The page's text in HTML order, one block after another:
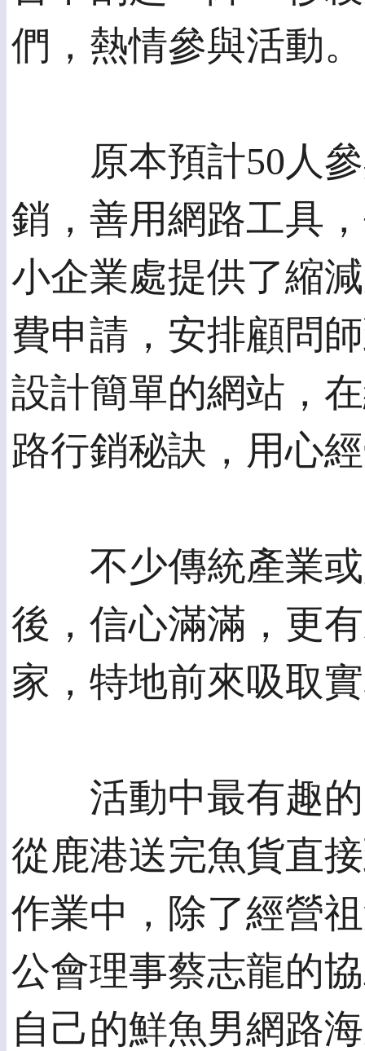
們，熱情參與活動。
原本預計50人參
銷，善用網路工具
小企業處提供了縮
費申請，安排顧問
設計簡單的網站，
路行銷秘訣，用心
不少傳統產業或
後，信心滿滿，更
家，特地前來吸取
活動中最有趣的
從鹿港送完魚貨直
作業中，除了經營
公會理事蔡志龍的
自己的鮮魚男網路